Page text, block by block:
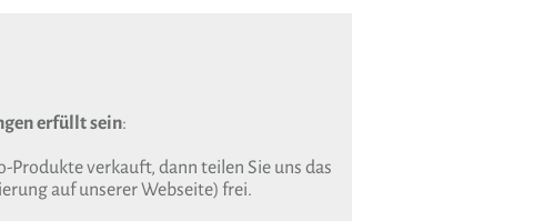
erfüllt sein:
verkauft, dann teilen Sie uns das
auf unserer Webseite) frei.